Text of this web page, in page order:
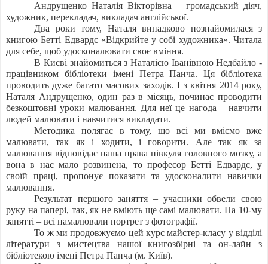
Андрущенко Наталія Вікторівна – громадський діяч,
художник, перекладач, викладач англійської.
Два роки тому, Наталя випадково познайомилася з
книгою Бетті Едвардс «Відкрийте у собі художника». Читала
для себе, щоб удосконалювати своє вміння.
В Києві знайомиться з Наталією Іванівною Недбайло -
працівником бібліотеки імені Петра Панча. Ця бібліотека
проводить дуже багато масових заходів. І з квітня 2014 року,
Наталя Андрущенко, один раз в місяць, починає проводити
безкоштовні уроки малювання. Для неї це нагода – навчити
людей малювати і навчитися викладати.
Методика полягає в тому, що всі ми вміємо вже
малювати, так як і ходити, і говорити. Але так як за
малювання відповідає наша права півкуля головного мозку, а
вона в нас мало розвинена, то професор Бетті Едвардс, у
своїй праці, пропонує показати та удосконалити навички
малювання.
Результат першого заняття – учасники обвели свою
руку на папері, так, як не вміють ще самі малювати. На 10-му
занятті – всі намалювали портрет з фотографії.
То ж ми продовжуємо цей курс майстер-класу у відділі
літератури з мистецтва нашої книгозбірні та он-лайн з
бібліотекою імені Петра Панча (м. Київ).